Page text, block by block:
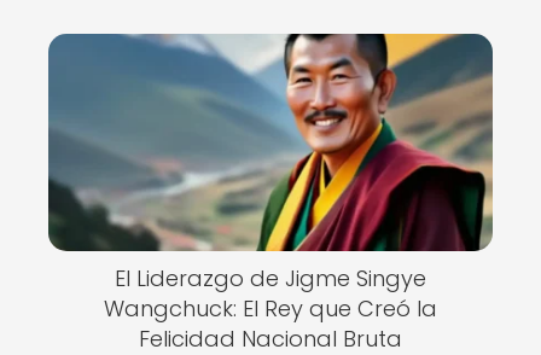
El Liderazgo de Jigme Singye
Wangchuck: El Rey que Creó la
Felicidad Nacional Bruta